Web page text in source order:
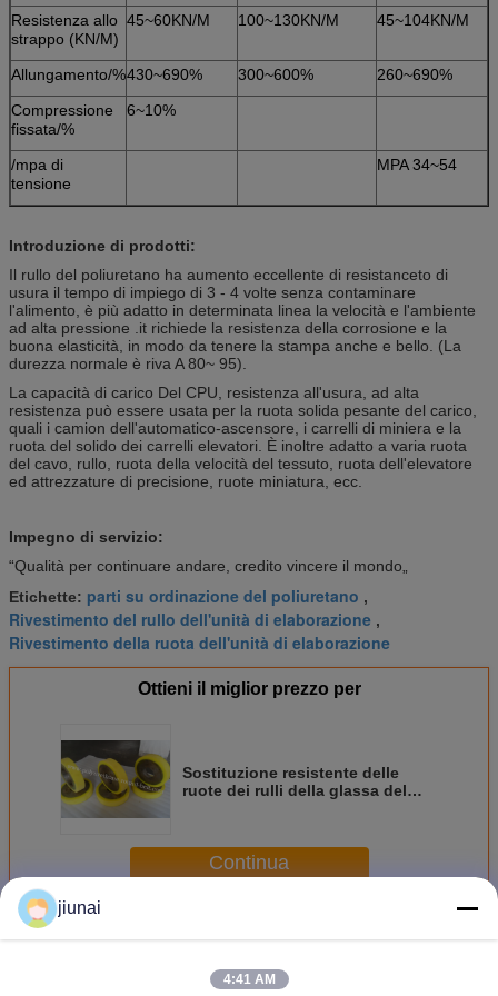
Resistenza allo
strappo (KN/M)
45~60KN/M 100~130KN/M 45~104KN/M
Allungamento/%430~690% 300~600%
260~690%
Compressione
fissata/%
6~10%
/mpa di
tensione
MPA 34~54
Introduzione di prodotti:
Il rullo del poliuretano ha aumento eccellente di resistanceto di
usura il tempo di impiego di 3 - 4 volte senza contaminare
l'alimento, è più adatto in determinata linea la velocità e l'ambiente
ad alta pressione .it richiede la resistenza della corrosione e la
buona elasticità, in modo da tenere la stampa anche e bello. (La
durezza normale è riva A 80~ 95).
La capacità di carico Del CPU, resistenza all'usura, ad alta
resistenza può essere usata per la ruota solida pesante del carico,
quali i camion dell'automatico-ascensore, i carrelli di miniera e la
ruota del solido dei carrelli elevatori. È inoltre adatto a varia ruota
del cavo, rullo, ruota della velocità del tessuto, ruota dell'elevatore
ed attrezzature di precisione, ruote miniatura, ecc.
Impegno di servizio:
“Qualità per continuare andare, credito vincere il mondo„
Etichette: parti su ordinazione del poliuretano ,
Rivestimento del rullo dell'unità di elaborazione ,
Rivestimento della ruota dell'unità di elaborazione
Ottieni il miglior prezzo per
Sostituzione resistente delle
ruote dei rulli della glassa del
dell'olio
Continua
PiùRuote del poliuretano
jiunai
4:41 AM